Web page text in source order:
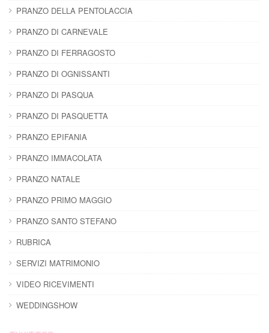
PRANZO DELLA PENTOLACCIA
PRANZO DI CARNEVALE
PRANZO DI FERRAGOSTO
PRANZO DI OGNISSANTI
PRANZO DI PASQUA
PRANZO DI PASQUETTA
PRANZO EPIFANIA
PRANZO IMMACOLATA
PRANZO NATALE
PRANZO PRIMO MAGGIO
PRANZO SANTO STEFANO
RUBRICA
SERVIZI MATRIMONIO
VIDEO RICEVIMENTI
WEDDINGSHOW